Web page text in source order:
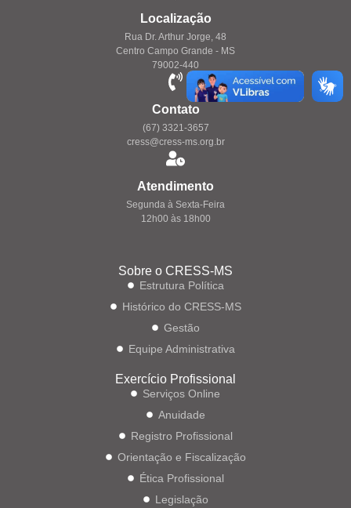
Localização
Rua Dr. Arthur Jorge, 48
Centro Campo Grande - MS
79002-440
Contato
(67) 3321-3657
cress@cress-ms.org.br
Atendimento
Segunda à Sexta-Feira
12h00 às 18h00
Sobre o CRESS-MS
Estrutura Política
Histórico do CRESS-MS
Gestão
Equipe Administrativa
Exercício Profissional
Serviços Online
Anuidade
Registro Profissional
Orientação e Fiscalização
Ética Profissional
Legislação